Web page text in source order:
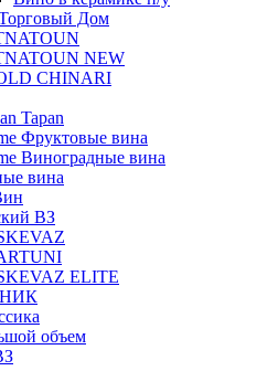
Дом
NEW
CHINARI
Tapan
Фруктовые вина
Виноградные вина
вина
ВЗ
ELITE
объем